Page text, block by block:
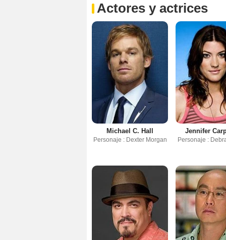
Actores y actrices
Michael C. Hall
Personaje : Dexter Morgan
Jennifer
Personaje :